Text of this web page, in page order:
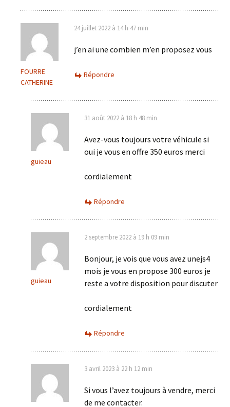
FOURRE
CATHERINE
24 juillet 2022 à 14 h 47 min
j’en ai une combien m’en proposez vous
Répondre
guieau
31 août 2022 à 18 h 48 min
Avez-vous toujours votre véhicule si
oui je vous en offre 350 euros merci
cordialement
Répondre
guieau
2 septembre 2022 à 19 h 09 min
Bonjour, je vois que vous avez unejs4
mois je vous en propose 300 euros je
reste a votre disposition pour discuter
cordialement
Répondre
3 avril 2023 à 22 h 12 min
Si vous l’avez toujours à vendre, merci
de me contacter.